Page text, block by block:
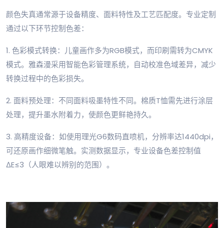
颜色失真通常源于设备精度、面料特性及工艺匹配度。专业定制
通过以下环节控制色差：
1. 色彩模式转换：儿童画作多为RGB模式，而印刷需转为CMYK
模式。雅森漫采用智能色彩管理系统，自动校准色域差异，减少
转换过程中的色彩损失。
2. 面料预处理：不同面料吸墨特性不同。棉质T恤需先进行涂层
处理，提升墨水附着力，使颜色更鲜艳持久。
3. 高精度设备：如使用理光G6数码直喷机，分辨率达1440dpi，
可还原画作细微笔触。实测数据显示，专业设备色差控制值
ΔE≤3（人眼难以辨别的范围）。